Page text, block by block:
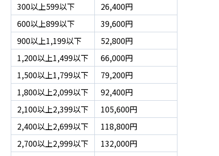
300以上599以下
26,400円
600以上899以下
39,600円
900以上1,199以下
52,800円
1,200以上1,499以下
66,000円
1,500以上1,799以下
79,200円
1,800以上2,099以下
92,400円
2,100以上2,399以下
105,600円
2,400以上2,699以下
118,800円
2,700以上2,999以下
132,000円